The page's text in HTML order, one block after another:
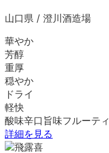
山口県 / 澄川酒造場
華やか
芳醇
重厚
穏やか
ドライ
軽快
酸味辛口 旨味フルーティ
詳細を見る